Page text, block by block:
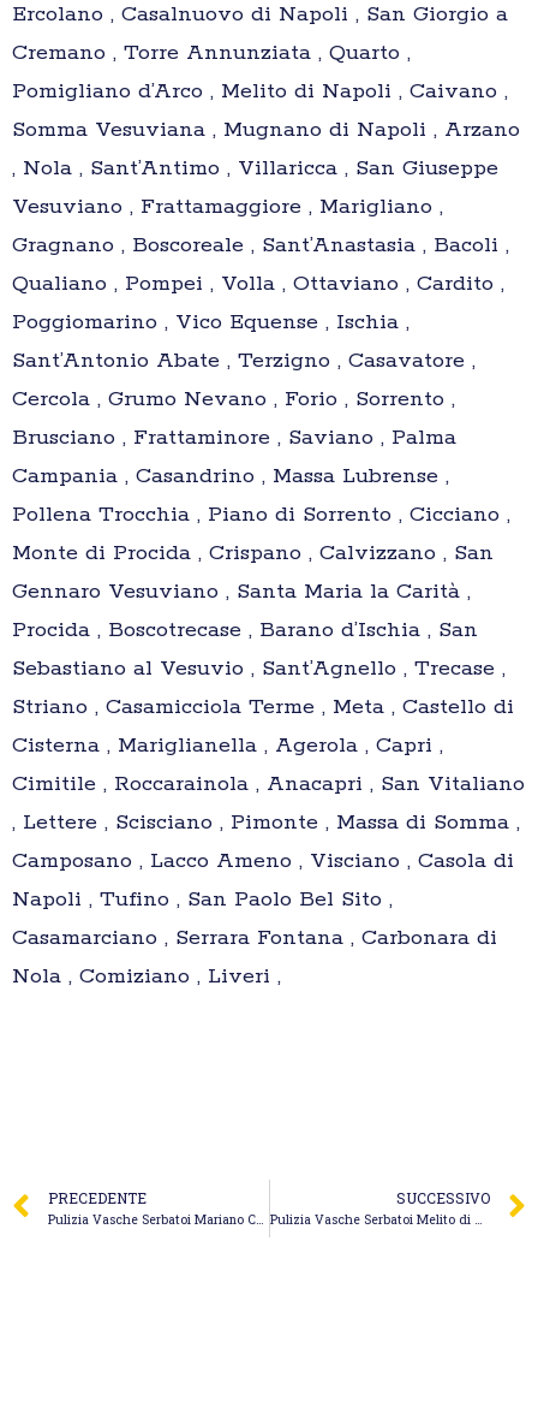
Ercolano , Casalnuovo di Napoli , San Giorgio a
Cremano , Torre Annunziata , Quarto ,
Pomigliano d’Arco , Melito di Napoli , Caivano ,
Somma Vesuviana , Mugnano di Napoli , Arzano
, Nola , Sant’Antimo , Villaricca , San Giuseppe
Vesuviano , Frattamaggiore , Marigliano ,
Gragnano , Boscoreale , Sant’Anastasia , Bacoli ,
Qualiano , Pompei , Volla , Ottaviano , Cardito ,
Poggiomarino , Vico Equense , Ischia ,
Sant’Antonio Abate , Terzigno , Casavatore ,
Cercola , Grumo Nevano , Forio , Sorrento ,
Brusciano , Frattaminore , Saviano , Palma
Campania , Casandrino , Massa Lubrense ,
Pollena Trocchia , Piano di Sorrento , Cicciano ,
Monte di Procida , Crispano , Calvizzano , San
Gennaro Vesuviano , Santa Maria la Carità ,
Procida , Boscotrecase , Barano d’Ischia , San
Sebastiano al Vesuvio , Sant’Agnello , Trecase ,
Striano , Casamicciola Terme , Meta , Castello di
Cisterna , Mariglianella , Agerola , Capri ,
Cimitile , Roccarainola , Anacapri , San Vitaliano
, Lettere , Scisciano , Pimonte , Massa di Somma ,
Camposano , Lacco Ameno , Visciano , Casola di
Napoli , Tufino , San Paolo Bel Sito ,
Casamarciano , Serrara Fontana , Carbonara di
Nola , Comiziano , Liveri ,
PRECEDENTE
Pulizia Vasche Serbatoi Mariano Comense – Gabrielli Spurghi Ecologici
SUCCESSIVO
Pulizia Vasche Serbatoi Melito di Napoli – L’ Arzanese – Servizi Ecologici